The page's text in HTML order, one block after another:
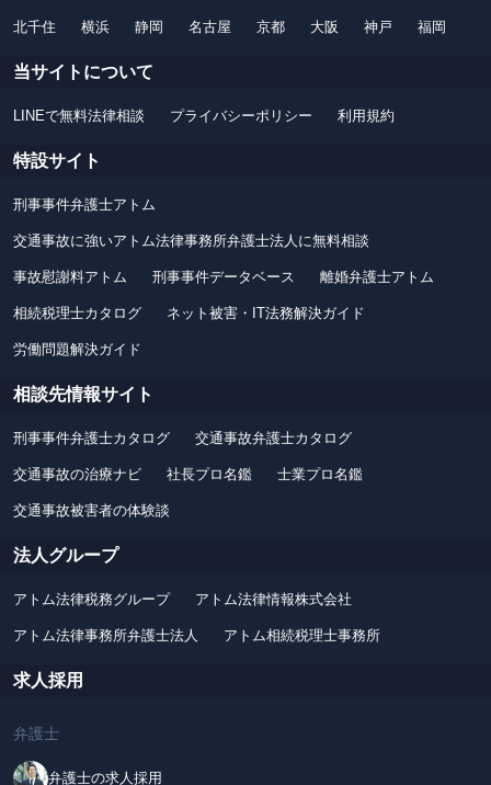
北千住 横浜 静岡 名古屋 京都 大阪 神戸 福岡
当サイトについて
LINEで無料法律相談 プライバシーポリシー 利用規約
特設サイト
刑事事件弁護士アトム
交通事故に強いアトム法律事務所弁護士法人に無料相談
事故慰謝料アトム 刑事事件データベース 離婚弁護士アトム
相続税理士カタログ ネット被害・IT法務解決ガイド
労働問題解決ガイド
相談先情報サイト
刑事事件弁護士カタログ 交通事故弁護士カタログ
交通事故の治療ナビ 社長プロ名鑑 士業プロ名鑑
交通事故被害者の体験談
法人グループ
アトム法律税務グループ アトム法律情報株式会社
アトム法律事務所弁護士法人 アトム相続税理士事務所
求人採用
弁護士
弁護士の求人採用